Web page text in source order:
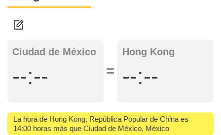
Ciudad de México
--:-- =
Hong Kong
--:--
La hora de Hong Kong, República Popular de China es
14:00 horas más que Ciudad de México, México